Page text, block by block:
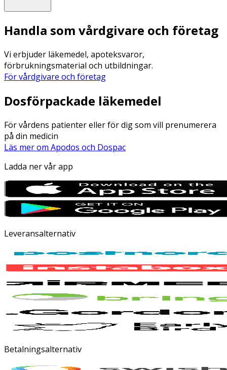
Handla som vårdgivare och företag
Vi erbjuder läkemedel, apoteksvaror,
förbrukningsmaterial och utbildningar.
För vårdgivare och företag
Dosförpackade läkemedel
För vårdens patienter eller för dig som vill prenumerera
på din medicin
Läs mer om Apodos och Dospac
Ladda ner vår app
Leveransalternativ
Betalningsalternativ